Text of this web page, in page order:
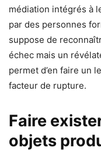
médiation intégrés à
par des personnes
suppose de
échec mais un
permet d’en faire un
facteur de rupture.
Faire
objets